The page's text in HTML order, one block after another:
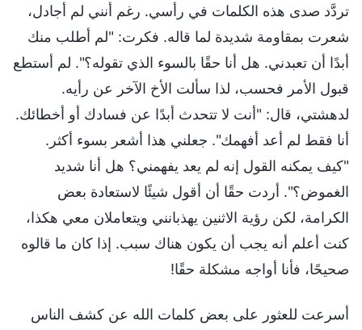
تردَّد صدى هذه الكلمات في رأسي. رغم أنني لم أجادل،
شعرت بمقاومة شديدة لما قاله. فكرت: "لم أطلب منك
أبدًا أن تعبدني. هل أنا حقًا بالسوء الذي تقوله؟". لم أستطع
قبول الأمر فحسب، لذا سألت الأخ الآخر عن رأيه.
لدهشتي، قال: "أنت لا تتحدث أبدًا عن فسادك أو أخطائك.
أنا فقط لم أعد أفهمك". جعلني هذا أشعر بسوء أكثر.
"كيف يمكنه القول إنه لم يعد يفهمني؟ هل أنا شديد
الغموض؟". أردت حقًا أن أقول شيئًا لاستعادة بعض
الكرامة، لكن رؤية الاثنين يهذبانني ويتعاملان معي هكذا،
كنت أعلم أنه يجب أن يكون هناك سبب. إذا كان ما قالوه
صحيحًا، فأنا أواجه مشكلة حقًا!
أسرعت للعثور على بعض كلمات الله عن كشف الناس